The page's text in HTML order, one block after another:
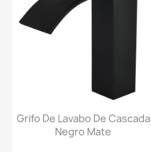
Grifo De Lavabo De Cascada
Negro Mate